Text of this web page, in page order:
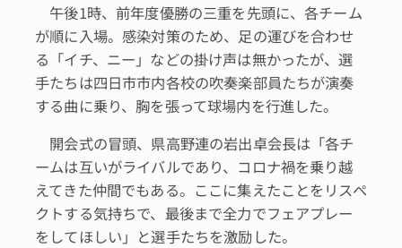
午後1時、前年度優勝の三重を先頭に、各チーム
が順に入場。感染対策のため、足の運びを合わせ
る「イチ、ニー」などの掛け声は無かったが、選
手たちは四日市市内各校の吹奏楽部員たちが演奏
する曲に乗り、胸を張って球場内を行進した。
開会式の冒頭、県高野連の岩出卓会長は「各チ
ームは互いがライバルであり、コロナ禍を乗り越
えてきた仲間でもある。ここに集えたことをリスペ
クトする気持ちで、最後まで全力でフェアプレー
をしてほしい」と選手たちを激励した。